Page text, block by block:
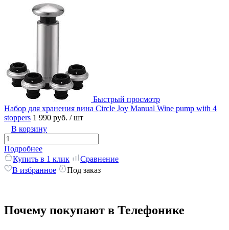
Быстрый просмотр
Набор для хранения вина Circle Joy Manual Wine pump with 4
stoppers 1 990 руб. / шт
В корзину
Подробнее
Купить в 1 клик
Сравнение
В избранное
Под заказ
Почему покупают в Телефонике